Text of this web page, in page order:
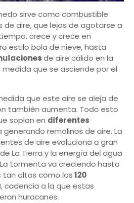
sirve como combustible
aire, que lejos de agotarse a
crece y crece en
estilo bola de nieve, hasta
de aire cálido en la
que se asciende por el
que este aire se aleja de
también aumenta. Todo esto
soplan en diferentes
generando remolinos de aire. La
de aire evoluciona a gran
La Tierra y la energía del agua
tormenta va creciendo hasta
tan altas como los120
, cadencia a la que estas
huracanes.